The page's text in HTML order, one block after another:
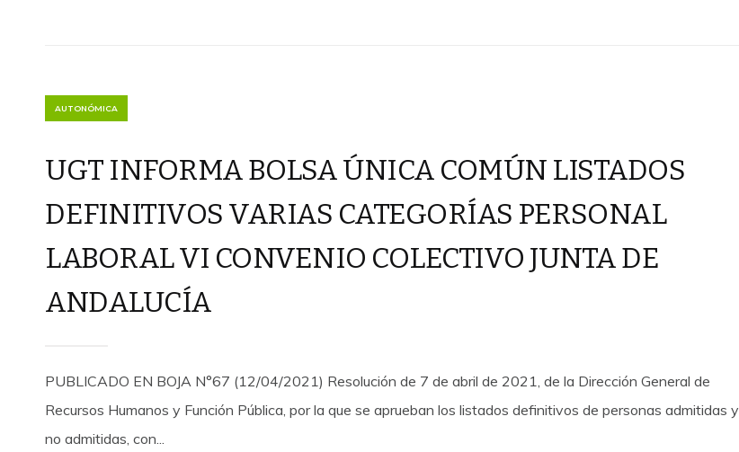
AUTONÓMICA
UGT INFORMA BOLSA ÚNICA COMÚN LISTADOS
DEFINITIVOS VARIAS CATEGORÍAS PERSONAL
LABORAL VI CONVENIO COLECTIVO JUNTA DE
ANDALUCÍA
PUBLICADO EN BOJA N°67 (12/04/2021) Resolución de 7 de abril de 2021, de la Dirección General de
Recursos Humanos y Función Pública, por la que se aprueban los listados definitivos de personas admitidas y
no admitidas, con...